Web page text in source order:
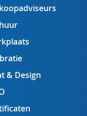
& Design